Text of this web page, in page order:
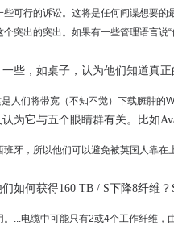
显示欧洲委员会在电子商
集团学习说，削减遗留以推动数
网络技术是解锁业务效率的关键
歌，汽车制造商加入速度自动驾驶汽车
国帮助拆除雪崩全球网络网络
Scoops Up现金推动了医疗保健认
在英特尔首席执行官领导的无人机上
些可行的诉讼。这将是任何间谍想要
个突出的突出。如果有一些管理语言说
一些，如桌子，认为他们知道真正
人们将带宽（不知不觉）下载臃肿的
为它与五个眼睛群有关。比如
班牙，所以他们可以避免被英国人靠
如何获得160 TB / S下降8纤维？
。...电缆中可能只有2或4个工作纤维，